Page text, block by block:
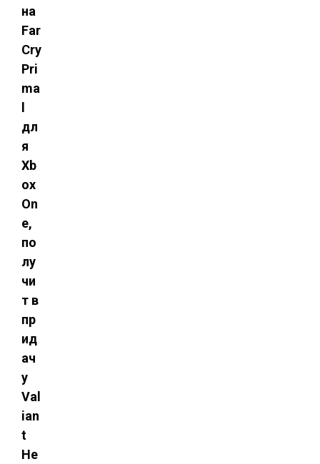
на
Far
Cry
Pri
ma
дл
я
Xb
ox
On
e,
по
лу
чи
т в
пр
ид
ач
у
Val
ian
t
He